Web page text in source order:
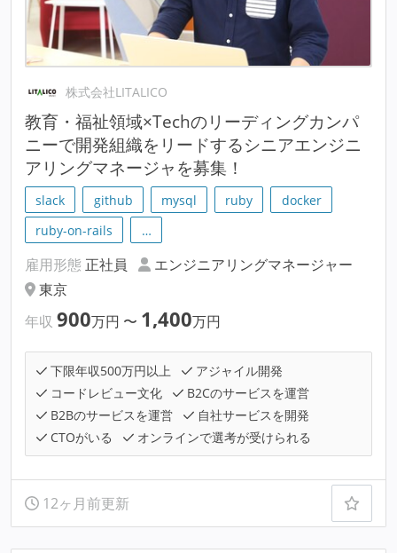
株式会社LITALICO
教育・福祉領域×Techのリーディングカンパ
ニーで開発組織をリードするシニアエンジニ
アリングマネージャを募集！
slack github mysql ruby
docker
ruby-on-rails
…
雇用形態 正社員
エンジニアリングマネージャー
東京
年収 900万円 〜 1,400万円
下限年収500万円以上
アジャイル開発
コードレビュー文化
B2Cのサービスを運営
B2Bのサービスを運営
自社サービスを開発
CTOがいる
オンラインで選考が受けられる
12ヶ月前更新